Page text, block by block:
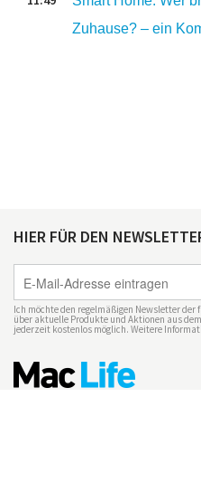
Zuhause? – ein
HIER FÜR DEN
Ich möchte den regelmäßigen Newsletter
über aktuelle Produkte und Aktionen aus
jederzeit kostenlos möglich. Weitere